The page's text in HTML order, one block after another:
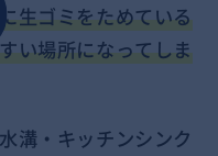
生ゴミをためている
い場所になってしま
溝・キッチンシンク